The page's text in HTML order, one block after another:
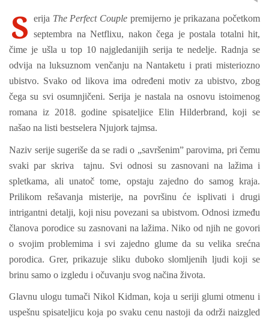
S erija The Perfect Couple premijerno je prikazana početkom
septembra na Netflixu, nakon čega je postala totalni hit,
čime je ušla u top 10 najgledanijih serija te nedelje. Radnja se
odvija na luksuznom venčanju na Nantaketu i prati misteriozno
ubistvo. Svako od likova ima određeni motiv za ubistvo, zbog
čega su svi osumnjičeni. Serija je nastala na osnovu istoimenog
romana iz 2018. godine spisateljice Elin Hilderbrand, koji se
našao na listi bestselera Njujork tajmsa.
Naziv serije sugeriše da se radi o „savršenim” parovima, pri čemu
svaki par skriva tajnu. Svi odnosi su zasnovani na lažima i
spletkama, ali unatoč tome, opstaju zajedno do samog kraja.
Prilikom rešavanja misterije, na površinu će isplivati i drugi
intrigantni detalji, koji nisu povezani sa ubistvom. Odnosi između
članova porodice su zasnovani na lažima. Niko od njih ne govori
o svojim problemima i svi zajedno glume da su velika srećna
porodica. Grer, prikazuje sliku duboko slomljenih ljudi koji se
brinu samo o izgledu i očuvanju svog načina života.
Glavnu ulogu tumači Nikol Kidman, koja u seriji glumi otmenu i
uspešnu spisateljicu koja po svaku cenu nastoji da održi naizgled